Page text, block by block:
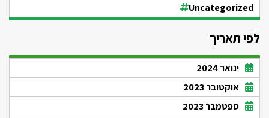
Uncategorized
לפי תאריך
ינואר 2024
אוקטובר 2023
ספטמבר 2023